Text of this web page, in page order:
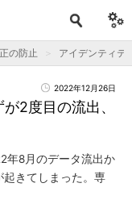
の防止 アイデンティテ
2022年12月26日
2度目の流出、
年8月のデータ流出か
きてしまった。専